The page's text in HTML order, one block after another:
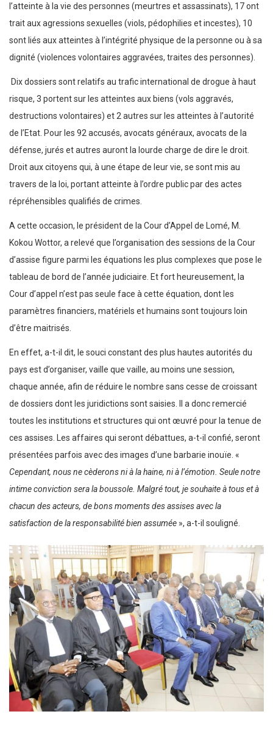
l’atteinte à la vie des personnes (meurtres et assassinats), 17 ont
trait aux agressions sexuelles (viols, pédophilies et incestes), 10
sont liés aux atteintes à l’intégrité physique de la personne ou à sa
dignité (violences volontaires aggravées, traites des personnes).
Dix dossiers sont relatifs au trafic international de drogue à haut
risque, 3 portent sur les atteintes aux biens (vols aggravés,
destructions volontaires) et 2 autres sur les atteintes à l’autorité
de l’Etat. Pour les 92 accusés, avocats généraux, avocats de la
défense, jurés et autres auront la lourde charge de dire le droit.
Droit aux citoyens qui, à une étape de leur vie, se sont mis au
travers de la loi, portant atteinte à l’ordre public par des actes
répréhensibles qualifiés de crimes.
A cette occasion, le président de la Cour d’Appel de Lomé, M.
Kokou Wottor, a relevé que l’organisation des sessions de la Cour
d’assise figure parmi les équations les plus complexes que pose le
tableau de bord de l’année judiciaire. Et fort heureusement, la
Cour d’appel n’est pas seule face à cette équation, dont les
paramètres financiers, matériels et humains sont toujours loin
d’être maitrisés.
En effet, a-t-il dit, le souci constant des plus hautes autorités du
pays est d’organiser, vaille que vaille, au moins une session,
chaque année, afin de réduire le nombre sans cesse de croissant
de dossiers dont les juridictions sont saisies. Il a donc remercié
toutes les institutions et structures qui ont œuvré pour la tenue de
ces assises. Les affaires qui seront débattues, a-t-il confié, seront
présentées parfois avec des images d’une barbarie inouïe. «
Cependant, nous ne cèderons ni à la haine, ni à l’émotion. Seule notre
intime conviction sera la boussole. Malgré tout, je souhaite à tous et à
chacun des acteurs, de bons moments des assises avec la
satisfaction de la responsabilité bien assumée », a-t-il souligné.